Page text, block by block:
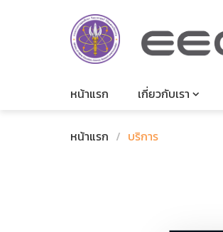
หน้าแรก เกี่ยวกับเรา
หน้าแรก / บริการ